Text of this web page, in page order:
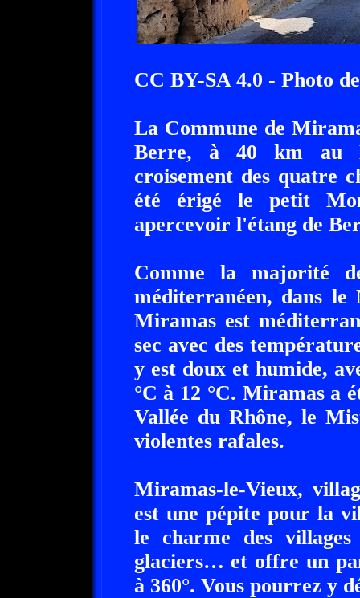
CC BY-SA 4.0 - Photo
La Commune de
Berre, à 40 km au
croisement des quatre
été érigé le petit
apercevoir l'étang de
Comme la majorité
méditerranéen, dans
Miramas est
sec avec des
y est doux et humide,
°C à 12 °C. Miramas a
Vallée du Rhône, le
violentes rafales.
Miramas-le-Vieux,
est une pépite pour la
le charme des
glaciers… et offre un
à 360°. Vous pourrez y